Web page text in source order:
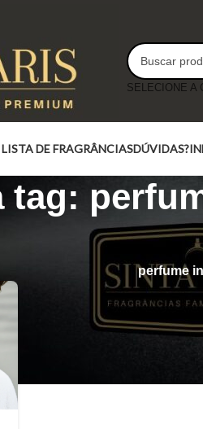
DE FRAGRÂNCIASDÚVIDAS?
tag:
perfume